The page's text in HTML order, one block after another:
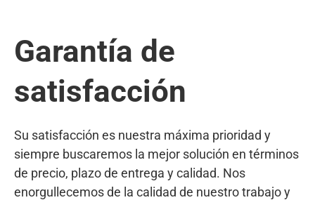
Garantía de
satisfacción
Su satisfacción es nuestra máxima prioridad y
siempre buscaremos la mejor solución en términos
de precio, plazo de entrega y calidad. Nos
enorgullecemos de la calidad de nuestro trabajo y